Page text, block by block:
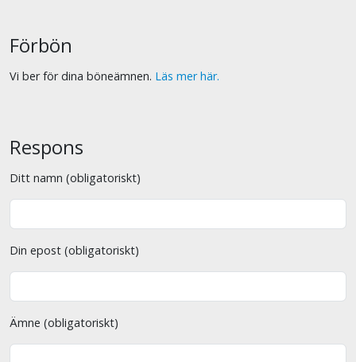
Förbön
Vi ber för dina böneämnen. Läs mer här.
Respons
Ditt namn (obligatoriskt)
Din epost (obligatoriskt)
Ämne (obligatoriskt)